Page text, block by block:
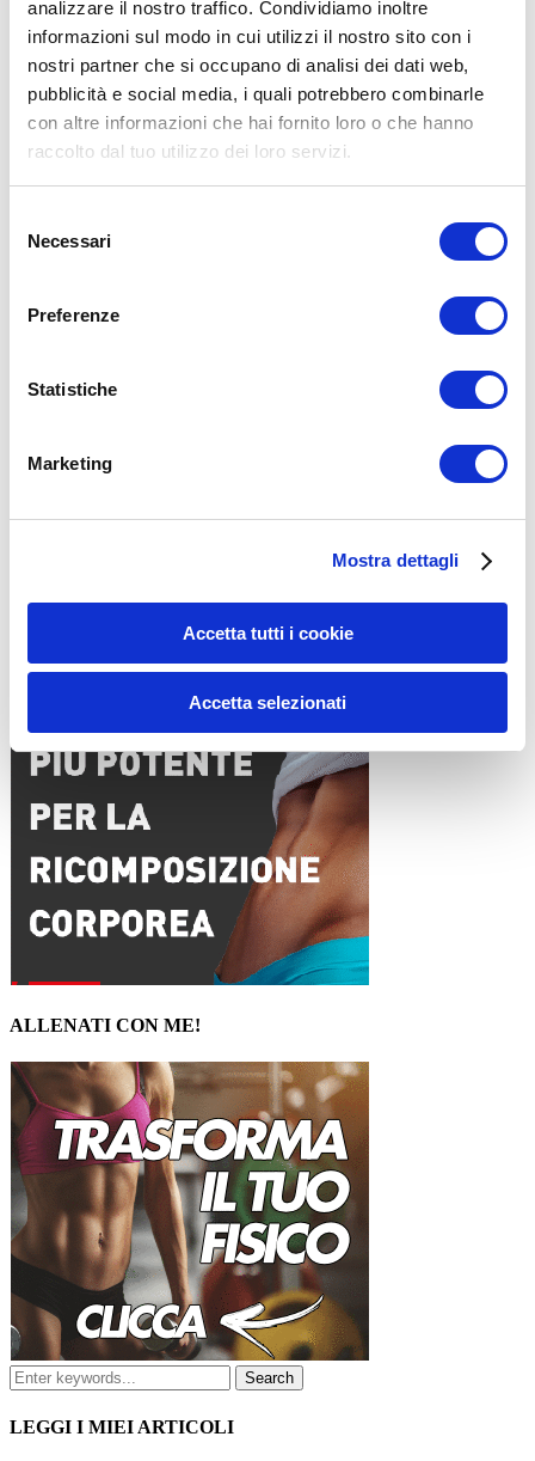
analizzare il nostro traffico. Condividiamo inoltre
informazioni sul modo in cui utilizzi il nostro sito con i
nostri partner che si occupano di analisi dei dati web,
pubblicità e social media, i quali potrebbero combinarle
con altre informazioni che hai fornito loro o che hanno
raccolto dal tuo utilizzo dei loro servizi.
delNecessari
Preferenze
Statistiche
Marketing
Mostra dettagli
Accetta tutti i cookie
Accetta selezionati
Condividi:
X
Facebook
Allenamento
Nome*
ALLENATI CON ME!
LEGGI I MIEI ARTICOLI